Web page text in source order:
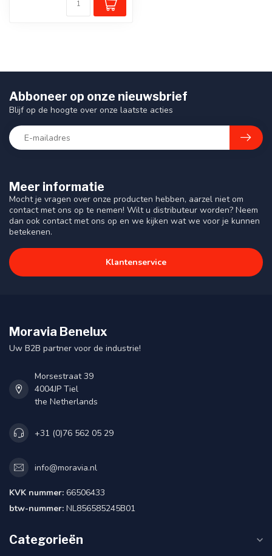
Meer informatie
Mocht je vragen over onze producten hebben, aarzel niet om
contact met ons op te nemen! Wilt u distributeur worden? Neem
dan ook contact met ons op en we kijken wat we voor je kunnen
betekenen.
Klantenservice
Abboneer op onze nieuwsbrief
Blijf op de hoogte over onze laatste acties
Moravia Benelux
Uw B2B partner voor de industrie!
Morsestraat 39
4004JP Tiel
the Netherlands
+31 (0)76 562 05 29
info@moravia.nl
KVK nummer: 66506433
btw-nummer: NL856585245B01
Categorieën